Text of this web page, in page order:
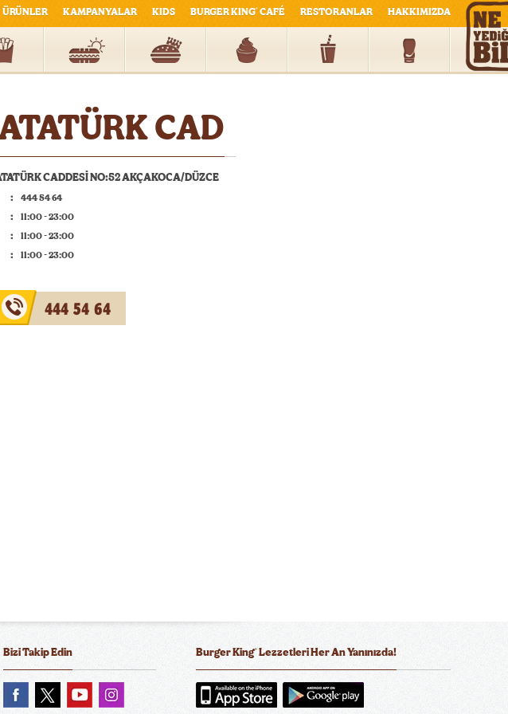
ÜRÜNLER KAMPANYALAR KIDS BURGER KING® CAFÉ RESTORANLAR HAKKIMIZDA
CAD
CADDESİ NO:52 AKÇAKOCA/DÜZCE
444 54 64
11:00 - 23:00
11:00 - 23:00
11:00 - 23:00
444 54 64
Burger King® Lezzetleri Her An Yanınızda!
Bizi Takip Edin